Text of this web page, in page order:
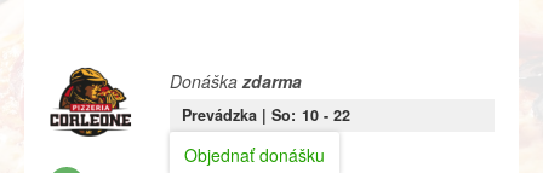
Donáškazdarma
Prevádzka | So: 10- 22
Objednať donášku